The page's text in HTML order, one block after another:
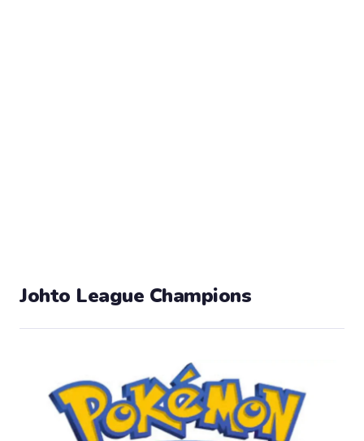
Johto League Champions